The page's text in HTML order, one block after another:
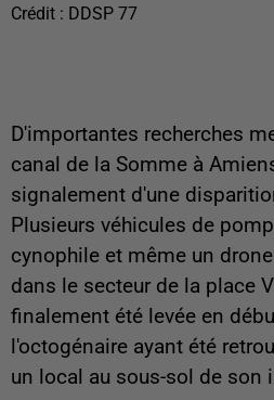
Crédit : DDSP 77
D'importantes recherches
canal de la Somme à
signalement d'une
Plusieurs véhicules de
cynophile et même un
dans le secteur de la place
finalement été levée en
l'octogénaire ayant été
un local au sous-sol de son